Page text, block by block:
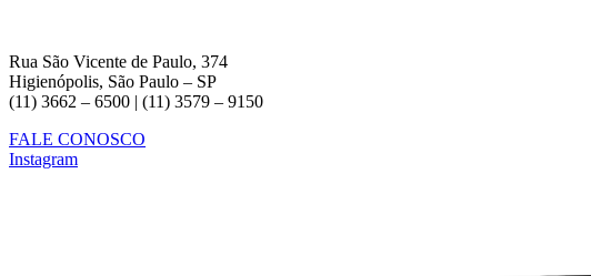
Rua São Vicente de Paulo, 374
Higienópolis, São Paulo – SP
(11) 3662 – 6500 | (11) 3579 – 9150
FALE CONOSCO
Instagram